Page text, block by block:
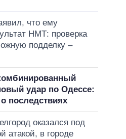
что ему
НМТ: проверка
подделку –
удар по Одессе:
последствиях
оказался под
атакой, в городе